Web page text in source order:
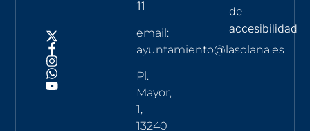
11
email:
ayuntamiento@lasolana.es
Pl.
Mayor,
1,
13240
de
accesibilidad